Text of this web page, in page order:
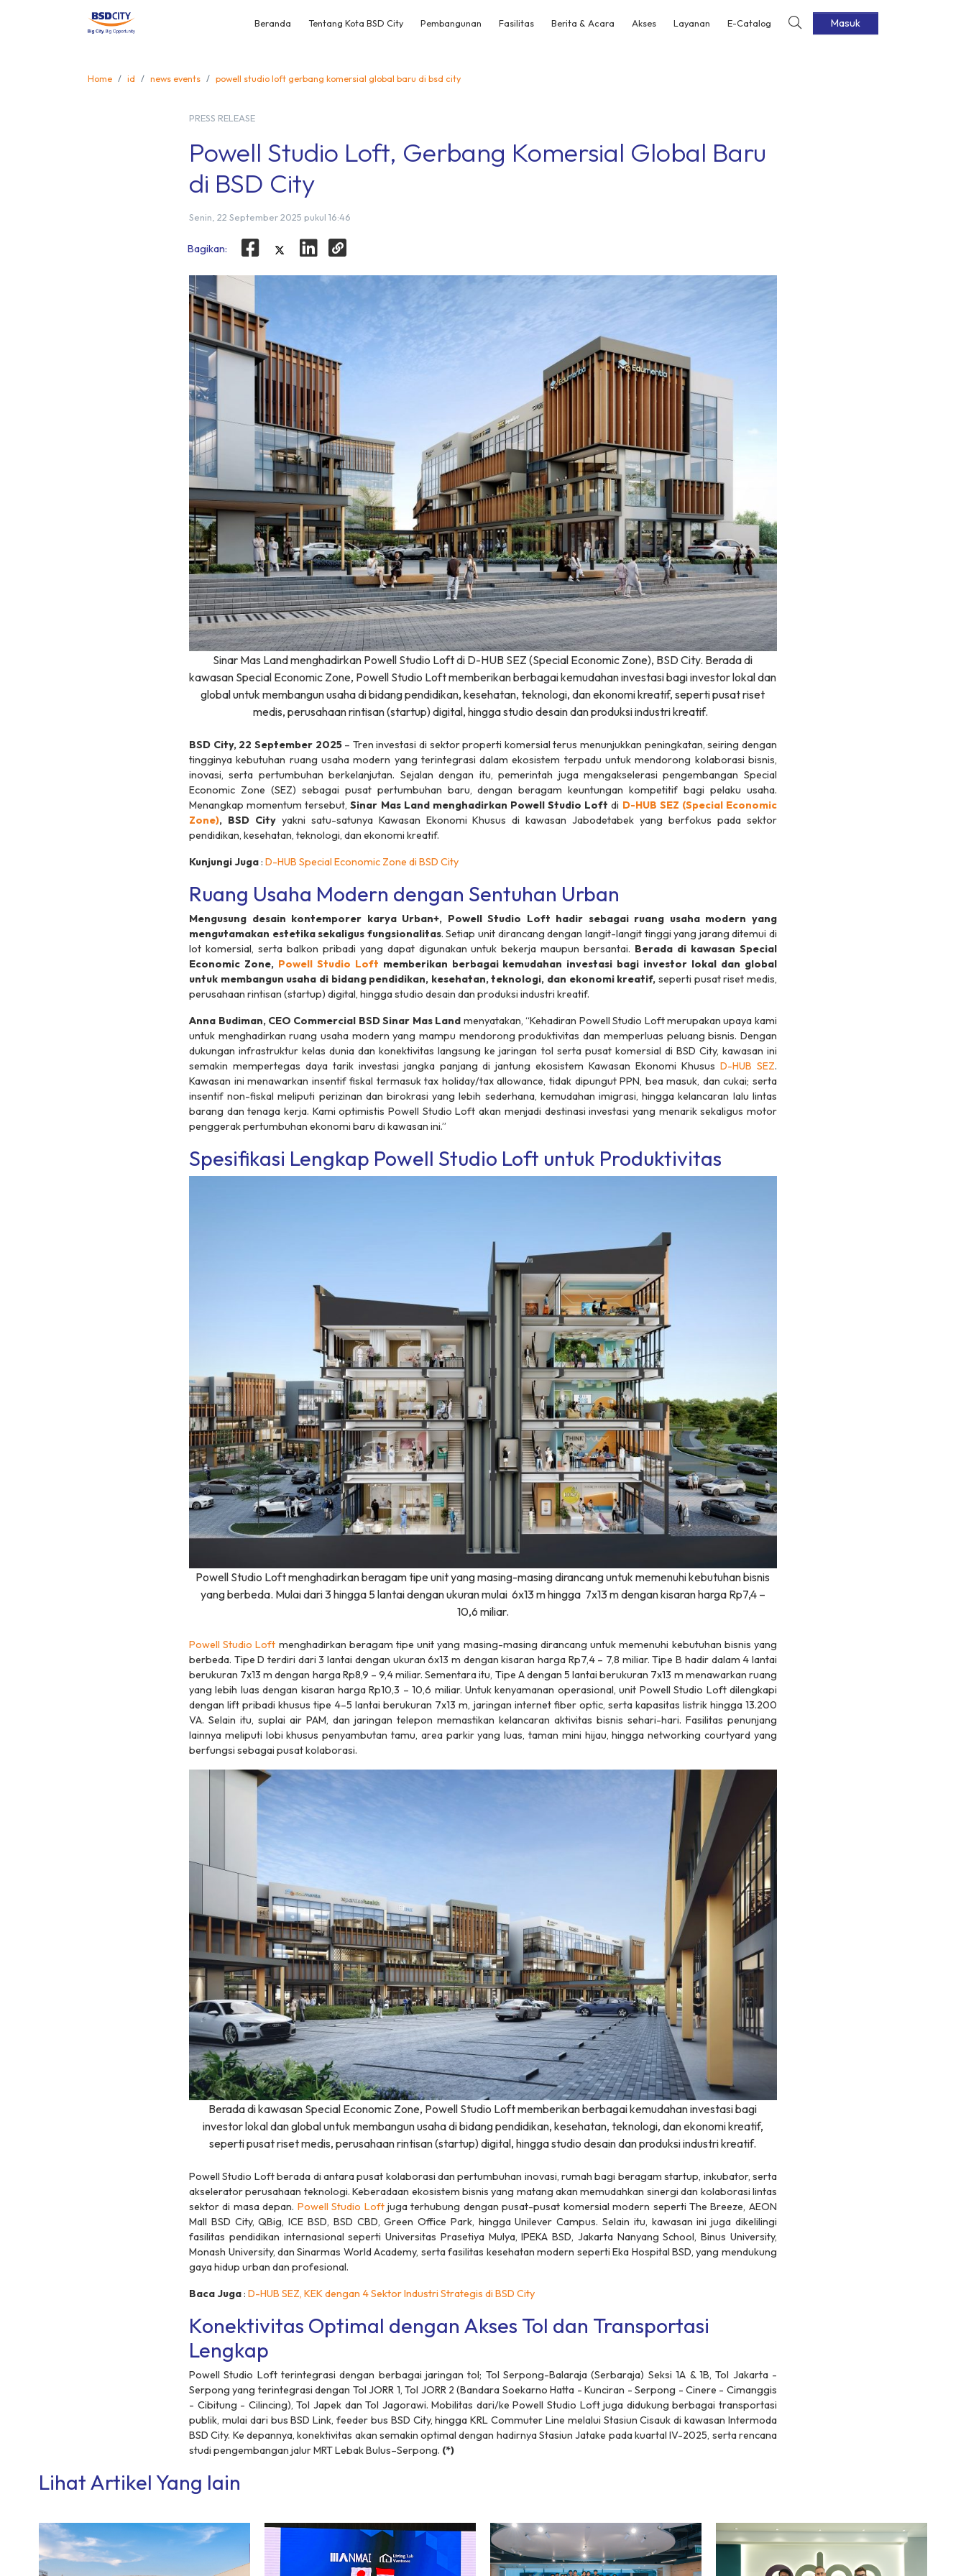
Beranda Tentang Kota BSD City Pembangunan Fasilitas Berita & Acara Akses Layanan E-Catalog Masuk
Home id news events powell studio loft gerbang komersial global baru di bsd city
PRESS RELEASE
Powell Studio Loft, Gerbang Komersial Global Baru
di BSD City
Senin, 22 September 2025 pukul 16:46
Bagikan:
Sinar Mas Land menghadirkan Powell Studio Loft di D-HUB SEZ (Special Economic Zone), BSD City. Berada di
kawasan Special Economic Zone, Powell Studio Loft memberikan berbagai kemudahan investasi bagi investor lokal dan
global untuk membangun usaha di bidang pendidikan, kesehatan, teknologi, dan ekonomi kreatif, seperti pusat riset
medis, perusahaan rintisan (startup) digital, hingga studio desain dan produksi industri kreatif.
BSD City, 22 September 2025– Tren investasi di sektor properti komersial terus menunjukkan peningkatan, seiring dengan
tingginya kebutuhan ruang usaha modern yang terintegrasi dalam ekosistem terpadu untuk mendorong kolaborasi bisnis,
inovasi, serta pertumbuhan berkelanjutan. Sejalan dengan itu, pemerintah juga mengakselerasi pengembangan Special
Economic Zone (SEZ) sebagai pusat pertumbuhan baru, dengan beragam keuntungan kompetitif bagi pelaku usaha.
Menangkap momentum tersebut,Sinar Mas Land menghadirkan Powell Studio Loft di D-HUB SEZ (Special Economic
Zone), BSD City yakni satu-satunya Kawasan Ekonomi Khusus di kawasan Jabodetabek yang berfokus pada sektor
pendidikan, kesehatan, teknologi, dan ekonomi kreatif.
Kunjungi Juga:D-HUB Special Economic Zone di BSD City
Ruang Usaha Modern dengan Sentuhan Urban
Mengusung desain kontemporer karya Urban+, Powell Studio Loft hadir sebagai ruang usaha modern yang
mengutamakan estetika sekaligus fungsionalitas. Setiap unit dirancang dengan langit-langit tinggi yang jarang ditemui di
lot komersial, serta balkon pribadi yang dapat digunakan untuk bekerja maupun bersantai. Berada di kawasan Special
Economic Zone, Powell Studio Loft memberikan berbagai kemudahan investasi bagi investor lokal dan global
untuk membangun usaha di bidang pendidikan, kesehatan, teknologi, dan ekonomi kreatif,seperti pusat riset medis,
perusahaan rintisan (startup) digital, hingga studio desain dan produksi industri kreatif.
Anna Budiman, CEO Commercial BSD Sinar Mas Land menyatakan, “Kehadiran Powell Studio Loft merupakan upaya kami
untuk menghadirkan ruang usaha modern yang mampu mendorong produktivitas dan memperluas peluang bisnis. Dengan
dukungan infrastruktur kelas dunia dan konektivitas langsung ke jaringan tol serta pusat komersial di BSD City, kawasan ini
semakin mempertegas daya tarik investasi jangka panjang di jantung ekosistem Kawasan Ekonomi Khusus D-HUB SEZ.
Kawasan ini menawarkan insentif fiskal termasuktax holiday/tax allowance, tidak dipungut PPN, bea masuk, dan cukai; serta
insentif non-fiskal meliputi perizinan dan birokrasi yang lebih sederhana, kemudahan imigrasi, hingga kelancaran lalu lintas
barang dan tenaga kerja. Kami optimistis Powell Studio Loft akan menjadi destinasi investasi yang menarik sekaligus motor
penggerak pertumbuhan ekonomi baru di kawasan ini.”
Spesifikasi Lengkap Powell Studio Loft untuk Produktivitas
Powell Studio Loft menghadirkan beragam tipe unit yang masing-masing dirancang untuk memenuhi kebutuhan bisnis
yang berbeda. Mulai dari 3 hingga 5 lantai dengan ukuran mulai 6x13 m hingga 7x13 m dengan kisaran harga Rp7,4 –
10,6 miliar.
Powell Studio Loft menghadirkan beragam tipe unit yang masing-masing dirancang untuk memenuhi kebutuhan bisnis yang
berbeda. Tipe D terdiri dari 3 lantai dengan ukuran 6x13 m dengan kisaran harga Rp7,4 – 7,8 miliar. Tipe B hadir dalam 4 lantai
berukuran 7x13 m dengan harga Rp8,9 – 9,4 miliar. Sementara itu, Tipe A dengan 5 lantai berukuran 7x13 m menawarkan ruang
yang lebih luas dengan kisaran harga Rp10,3 – 10,6 miliar. Untuk kenyamanan operasional, unit Powell Studio Loft dilengkapi
dengan lift pribadi khusus tipe 4–5 lantai berukuran 7x13 m, jaringan internet fiber optic, serta kapasitas listrik hingga 13.200
VA. Selain itu, suplai air PAM, dan jaringan telepon memastikan kelancaran aktivitas bisnis sehari-hari. Fasilitas penunjang
lainnya meliputi lobi khusus penyambutan tamu, area parkir yang luas, taman mini hijau, hingganetworking courtyard yang
berfungsi sebagai pusat kolaborasi.
Berada di kawasan Special Economic Zone, Powell Studio Loft memberikan berbagai kemudahan investasi bagi
investor lokal dan global untuk membangun usaha di bidang pendidikan, kesehatan, teknologi, dan ekonomi kreatif,
seperti pusat riset medis, perusahaan rintisan (startup) digital, hingga studio desain dan produksi industri kreatif.
Powell Studio Loft berada di antara pusat kolaborasi dan pertumbuhan inovasi, rumah bagi beragamstartup, inkubator, serta
akselerator perusahaan teknologi. Keberadaan ekosistem bisnis yang matang akan memudahkan sinergi dan kolaborasi lintas
sektor di masa depan. Powell Studio Loftjuga terhubung dengan pusat-pusat komersial modern seperti The Breeze, AEON
Mall BSD City, QBig, ICE BSD, BSD CBD, Green Office Park, hingga Unilever Campus. Selain itu, kawasan ini juga dikelilingi
fasilitas pendidikan internasional seperti Universitas Prasetiya Mulya, IPEKA BSD, Jakarta Nanyang School, Binus University,
Monash University, dan Sinarmas World Academy, serta fasilitas kesehatan modern seperti Eka Hospital BSD, yang mendukung
gaya hidup urban dan profesional.
Baca Juga:D-HUB SEZ, KEK dengan 4 Sektor Industri Strategis di BSD City
Konektivitas Optimal dengan Akses Tol dan Transportasi
Lengkap
Powell Studio Loft terintegrasi dengan berbagai jaringan tol; Tol Serpong-Balaraja (Serbaraja) Seksi 1A & 1B, Tol Jakarta -
Serpong yang terintegrasi dengan Tol JORR 1, Tol JORR 2 (Bandara Soekarno Hatta - Kunciran - Serpong - Cinere - Cimanggis
- Cibitung - Cilincing), Tol Japek dan Tol Jagorawi. Mobilitas dari/ke Powell Studio Loft juga didukung berbagai transportasi
publik, mulai dari bus BSD Link,feeder bus BSD City, hingga KRLCommuter Line melalui Stasiun Cisauk di kawasan Intermoda
BSD City. Ke depannya, konektivitas akan semakin optimal dengan hadirnya Stasiun Jatake pada kuartal IV-2025, serta rencana
studi pengembangan jalur MRT Lebak Bulus–Serpong. (*)
Lihat Artikel Yang lain